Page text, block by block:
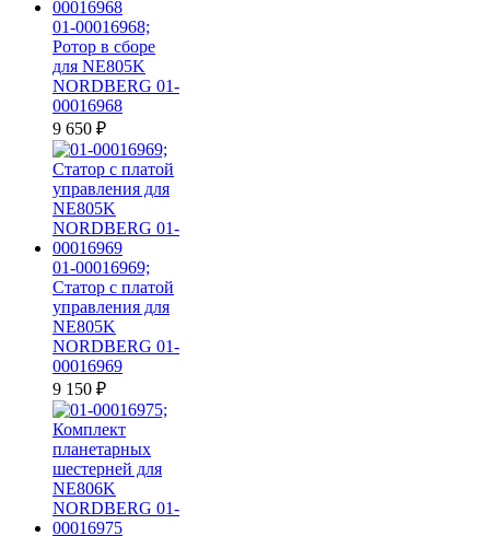
01-00016968;
Ротор в сборе
для NE805K
NORDBERG 01-
00016968
9 650 ₽
01-00016969;
Статор с платой
управления для
NE805K
NORDBERG 01-
00016969
9 150 ₽